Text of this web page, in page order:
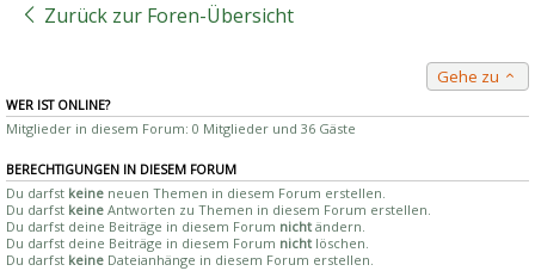
Zurück zur Foren-Übersicht
Gehe zu
WER IST ONLINE?
Mitglieder in diesem Forum: 0 Mitglieder und 36 Gäste
BERECHTIGUNGEN IN DIESEM FORUM
Du darfst keine neuen Themen in diesem Forum erstellen.
Du darfst keine Antworten zu Themen in diesem Forum erstellen.
Du darfst deine Beiträge in diesem Forum nicht ändern.
Du darfst deine Beiträge in diesem Forum nicht löschen.
Du darfst keine Dateianhänge in diesem Forum erstellen.